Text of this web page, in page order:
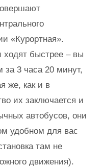
«Курортная».
быстрее – вы
за 3 часа 20 минут,
же, как и в
их заключается и
автобусов, они
удобном для вас
там не
движения).